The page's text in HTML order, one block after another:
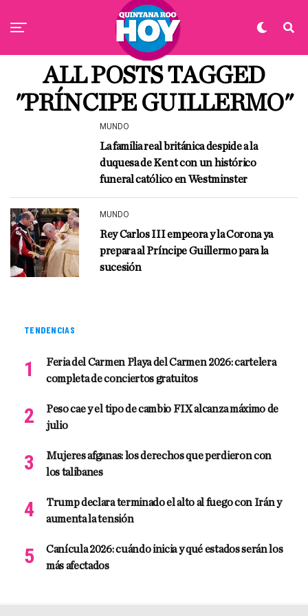
ALL POSTS TAGGED
"PRÍNCIPE GUILLERMO"
MUNDO
La familia real británica despide a la
duquesa de Kent con un histórico
funeral católico en Westminster
MUNDO
Rey Carlos III empeora y la Corona ya
prepara al Príncipe Guillermo para la
sucesión
TENDENCIAS
Feria del Carmen Playa del Carmen 2026: cartelera
completa de conciertos gratuitos
Peso cae y el tipo de cambio FIX alcanza máximo de
julio
Mujeres afganas: los derechos que perdieron con
los talibanes
Trump declara terminado el alto al fuego con Irán y
aumenta la tensión
Canícula 2026: cuándo inicia y qué estados serán los
más afectados